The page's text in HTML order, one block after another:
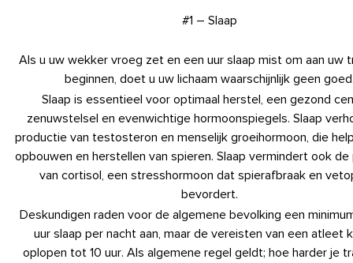
#1 – Slaap
Als u uw wekker vroeg zet en een uur slaap mist om aan uw
beginnen, doet u uw lichaam waarschijnlijk geen
Slaap is essentieel voor optimaal herstel, een gezond
zenuwstelsel en evenwichtige hormoonspiegels. Slaap
productie van testosteron en menselijk groeihormoon, die
opbouwen en herstellen van spieren. Slaap vermindert ook
van cortisol, een stresshormoon dat spierafbraak en
bevordert.
Deskundigen raden voor de algemene bevolking een
uur slaap per nacht aan, maar de vereisten van een atleet
oplopen tot 10 uur. Als algemene regel geldt; hoe harder je